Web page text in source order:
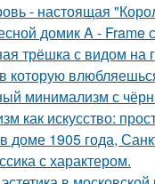
- настоящая
домик A - Frame
трёшка с видом на
которую
минимализм с
как искусство:
доме 1905 года,
с характером.